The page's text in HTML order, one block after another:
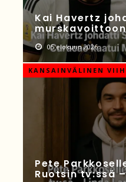
Kai Havertz
05 elokuun 2026
KANSAINVÄLINEN
Pete
Ruotsin tv:ssä –